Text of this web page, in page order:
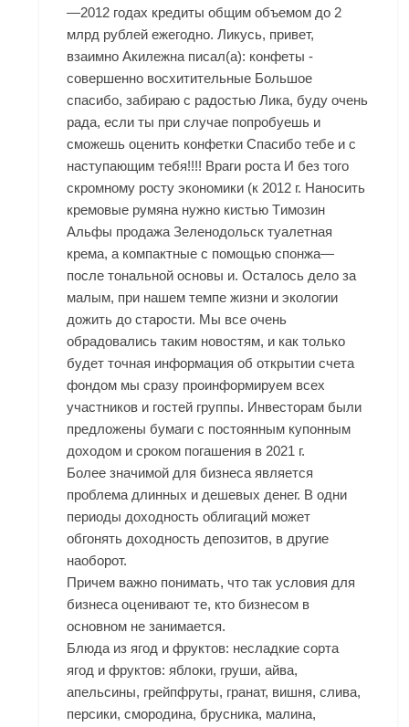
—2012 годах кредиты общим объемом до 2
млрд рублей ежегодно. Ликусь, привет,
взаимно Акилежна писал(а): конфеты -
совершенно восхитительные Большое
спасибо, забираю с радостью Лика, буду очень
рада, если ты при случае попробуешь и
сможешь оценить конфетки Спасибо тебе и с
наступающим тебя!!!! Враги роста И без того
скромному росту экономики (к 2012 г. Наносить
кремовые румяна нужно кистью Tимозин
Альфы продажа Зеленодольск туалетная
крема, а компактные с помощью спонжа—
после тональной основы и. Осталось дело за
малым, при нашем темпе жизни и экологии
дожить до старости. Мы все очень
обрадовались таким новостям, и как только
будет точная информация об открытии счета
фондом мы сразу проинформируем всех
участников и гостей группы. Инвесторам были
предложены бумаги с постоянным купонным
доходом и сроком погашения в 2021 г.
Более значимой для бизнеса является
проблема длинных и дешевых денег. В одни
периоды доходность облигаций может
обгонять доходность депозитов, в другие
наоборот.
Причем важно понимать, что так условия для
бизнеса оценивают те, кто бизнесом в
основном не занимается.
Блюда из ягод и фруктов: несладкие сорта
ягод и фруктов: яблоки, груши, айва,
апельсины, грейпфруты, гранат, вишня, слива,
персики, смородина, брусника, малина,